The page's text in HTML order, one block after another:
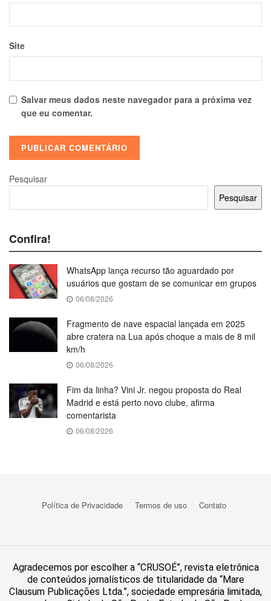
Site
Salvar meus dados neste navegador para a próxima vez
que eu comentar.
Pesquisar
Pesquisar
Confira!
WhatsApp lança recurso tão aguardado por
usuários que gostam de se comunicar em grupos
06/08/2026
Fragmento de nave espacial lançada em 2025
abre cratera na Lua após choque a mais de 8 mil
km/h
06/08/2026
Fim da linha? Vini Jr. negou proposta do Real
Madrid e está perto novo clube, afirma
comentarista
06/08/2026
Política de Privacidade Termos de uso Contato
Agradecemos por escolher a “CRUSOÉ”, revista eletrônica
de conteúdos jornalísticos de titularidade da “Mare
Clausum Publicações Ltda.”, sociedade empresária limitada,